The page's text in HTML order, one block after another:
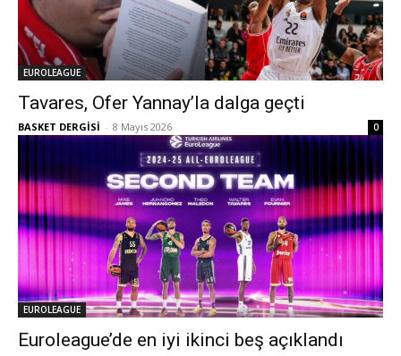
EUROLEAGUE
Tavares, Ofer Yannay’la dalga geçti
BASKET DERGİSİ - 8 Mayıs 2026 0
EUROLEAGUE
Euroleague’de en iyi ikinci beş açıklandı